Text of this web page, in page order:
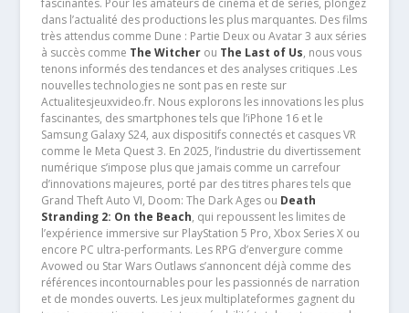
dans l’actualité des productions les plus marquantes. Des films
très attendus comme Dune : Partie Deux ou Avatar 3 aux séries
à succès comme The Witcherou The Last of Us, nous vous
tenons informés des tendances et des analyses critiques .Les
nouvelles technologies ne sont pas en reste sur
Actualitesjeuxvideo.fr. Nous explorons les innovations les plus
fascinantes, des smartphones tels que l’iPhone 16 et le
Samsung Galaxy S24, aux dispositifs connectés et casques VR
comme le Meta Quest 3. En 2025, l’industrie du divertissement
numérique s’impose plus que jamais comme un carrefour
d’innovations majeures, porté par des titres phares tels que
Grand Theft Auto VI, Doom: The Dark Ages ou Death
Stranding 2: On the Beach, qui repoussent les limites de
l’expérience immersive sur PlayStation 5 Pro, Xbox Series X ou
encore PC ultra-performants. Les RPG d’envergure comme
Avowed ou Star Wars Outlaws s’annoncent déjà comme des
références incontournables pour les passionnés de narration
et de mondes ouverts. Les jeux multiplateformes gagnent du